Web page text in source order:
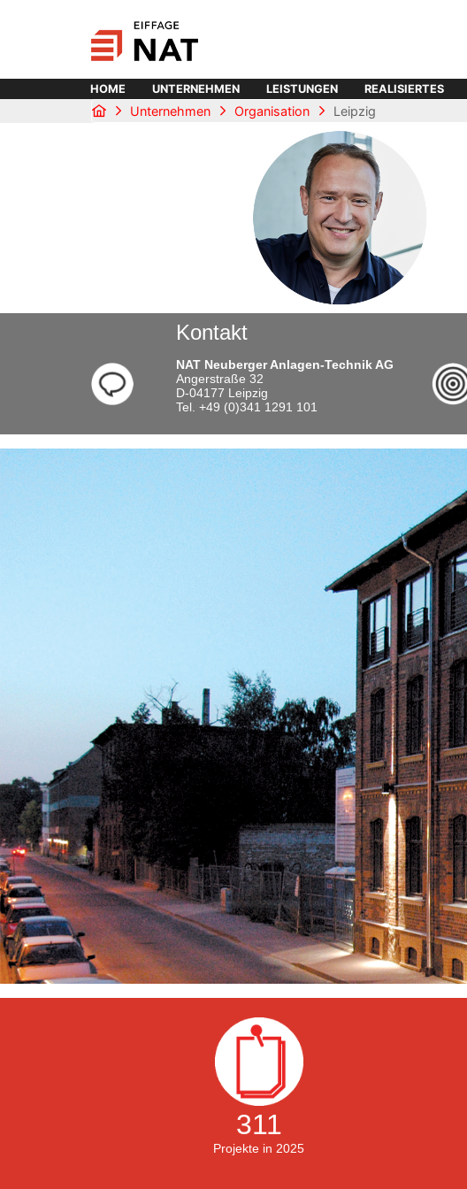
HOME UNTERNEHMEN LEISTUNGEN REALISIERTES
Unternehmen Organisation Leipzig
Kontakt
NAT Neuberger Anlagen-Technik AG
Angerstraße 32
D-04177 Leipzig
Tel. +49 (0)341 1291 101
311
Projekte in 2025